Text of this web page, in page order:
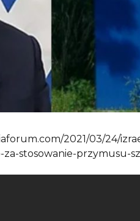
2021/03/24/
stosowanie-przymusu-